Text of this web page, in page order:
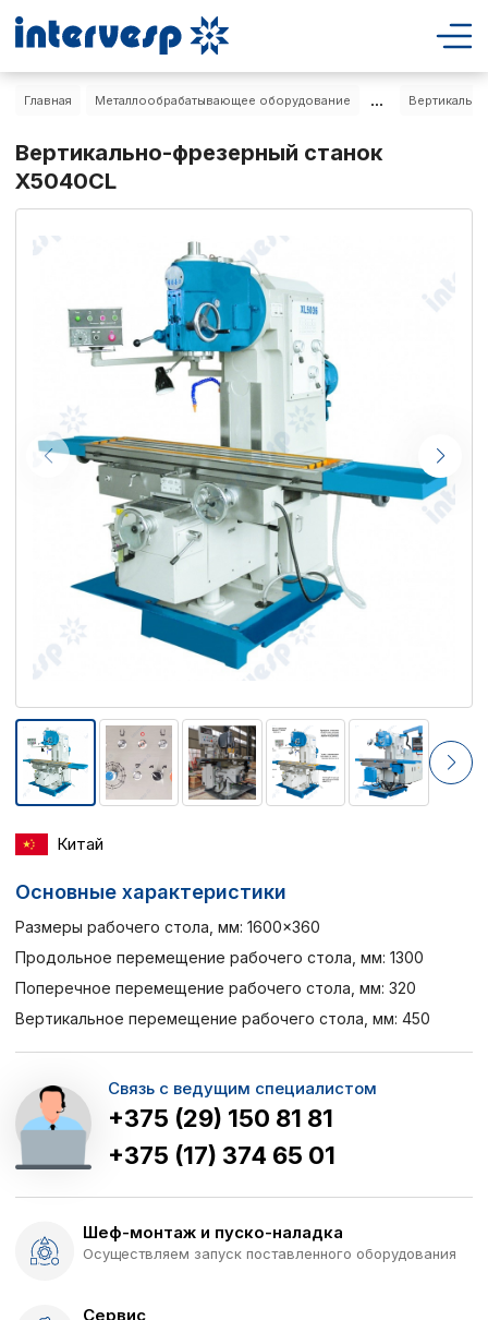
Главная Металлообрабатывающее оборудование ...
Вертикально-фрезерный станок
X5040CL
Китай
Основные характеристики
Размеры рабочего стола, мм: 1600×360
Продольное перемещение рабочего стола, мм: 1300
Поперечное перемещение рабочего стола, мм: 320
Вертикальное перемещение рабочего стола, мм: 450
Связь с ведущим специалистом
+375 (29) 150 81 81
+375 (17) 374 65 01
Шеф-монтаж и пуско-наладка
Осуществляем запуск поставленного оборудования
Сервис